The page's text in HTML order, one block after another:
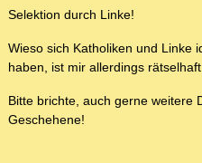
Selektion durch Linke!
Wieso sich Katholiken und Linke
haben, ist mir allerdings
Bitte brichte, auch gerne weitere
Geschehene!